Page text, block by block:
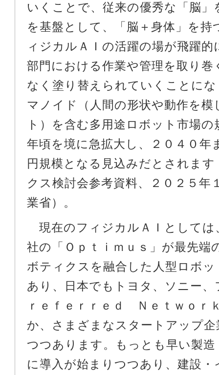
いくことで、従来の優秀な「脳」
を基盤として、「脳＋身体」を持
ィジカルＡＩの活躍の場が飛躍的
部門における作業や管理を取り巻
なく塗り替えられていくことに
マノイド（人間の形状や動作を模
ト）を含む多用途ロボット市場の
年頃を境に急拡大し、２０４０年
円規模となる見込みだとされま
クス検討会参考資料、２０２５年
業省）。
現在のフィジカルＡＩとしては
社の「Ｏｐｔｉｍｕｓ」が最先端
ボティクスを融合した人型ロボ
あり、日本でもトヨタ、ソニー
ｒｅｆｅｒｒｅｄ Ｎｅｔｗｏｒ
か、さまざまなスタートアップ
つつあります。もっとも早い製
に導入が始まりつつあり、建設・